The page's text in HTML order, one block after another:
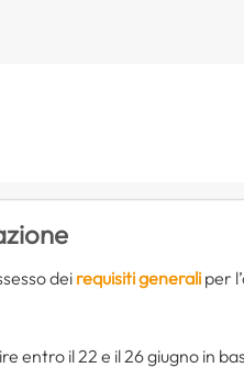
dei requisiti generali per
entro il 22 e il 26 giugno in